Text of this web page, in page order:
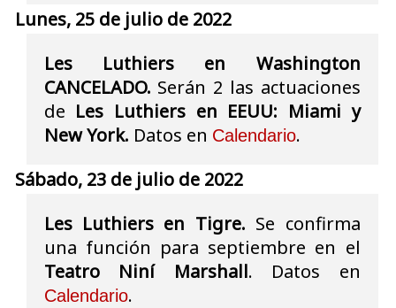
Lunes, 25 de julio de 2022
Les Luthiers en Washington
CANCELADO. Serán 2 las actuaciones
de Les Luthiers en EEUU: Miami y
New York. Datos en Calendario.
Sábado, 23 de julio de 2022
Les Luthiers en Tigre. Se confirma
una función para septiembre en el
Teatro Niní Marshall. Datos en
Calendario.